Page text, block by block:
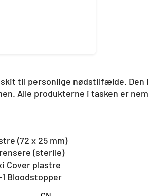
til personlige nødstilfælde.
Alle produkterne i tasken er
(72 x 25 mm)
(sterile)
Cover plastre
Bloodstopper